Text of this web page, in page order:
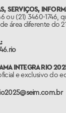
SERVIÇOS,
ou (21) 3460-
área diferente do
INTEGRA RIO
e exclusivo do